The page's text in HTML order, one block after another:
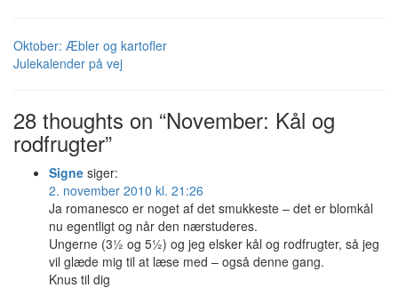
Oktober: Æbler og kartofler
Julekalender på vej
28 thoughts on “November: Kål og
rodfrugter”
Signe siger:
2. november 2010 kl. 21:26
Ja romanesco er noget af det smukkeste – det er blomkål
nu egentligt og når den nærstuderes.
Ungerne (3½ og 5½) og jeg elsker kål og rodfrugter, så jeg
vil glæde mig til at læse med – også denne gang.
Knus til dig